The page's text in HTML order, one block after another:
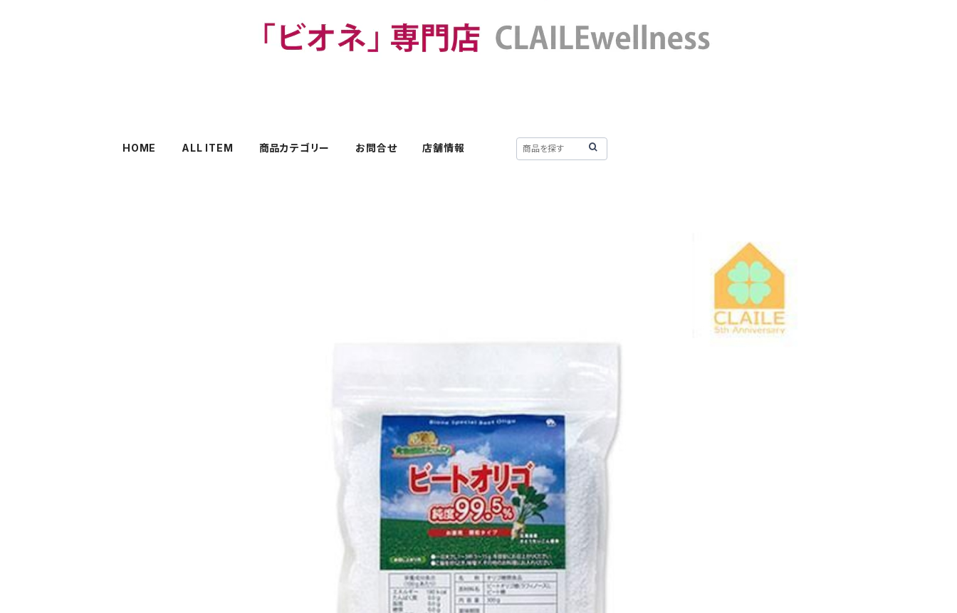
HOME ALL ITEM 商品カテゴリー お問合せ 店舗情報